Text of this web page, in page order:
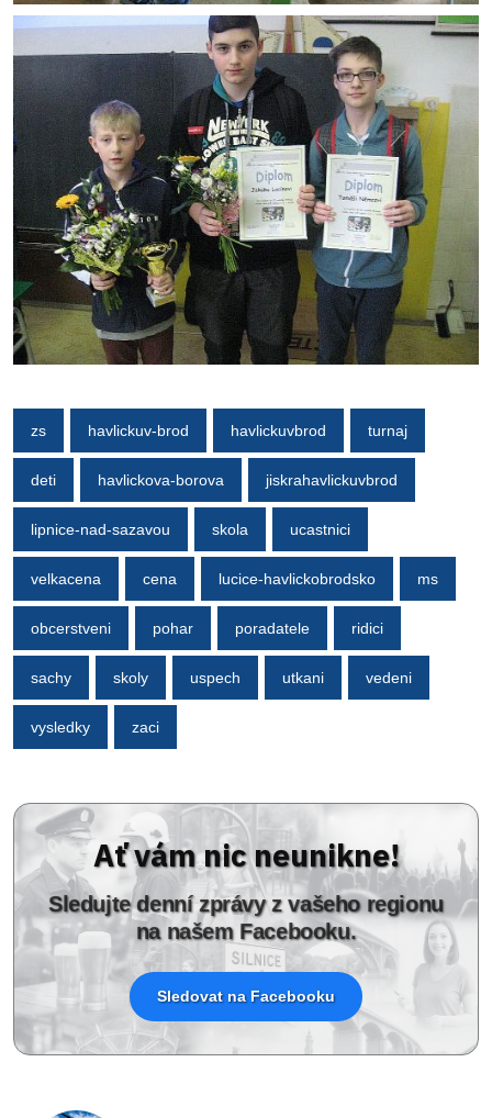
zs havlickuv-brod havlickuvbrod turnaj
deti havlickova-borova jiskrahavlickuvbrod
lipnice-nad-sazavou skola ucastnici
velkacena cena lucice-havlickobrodsko ms
obcerstveni pohar poradatele ridici
sachy skoly uspech utkani vedeni
vysledky zaci
Ať vám nic neunikne!
Sledujte denní zprávy z vašeho regionu
na našem Facebooku.
Sledovat na Facebooku